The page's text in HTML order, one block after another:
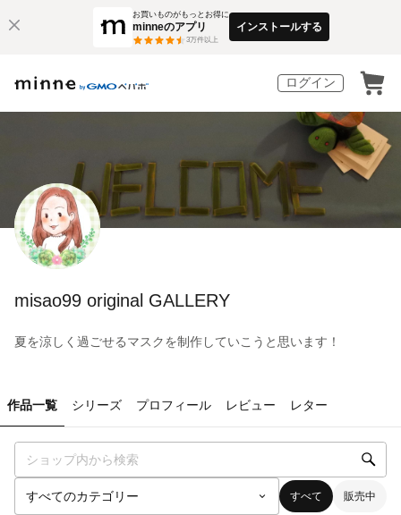
お買いものがもっとお得に
minneのアプリ
3万件以上
インストールする
ログイン
misao99 original GALLERY
夏を涼しく過ごせるマスクを制作していこうと思います！
作品一覧 シリーズ プロフィール レビュー レター
すべて 販売中